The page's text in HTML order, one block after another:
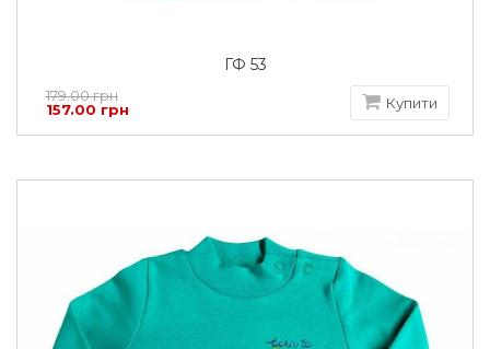
ГФ 53
179.00 грн
157.00 грн
Купити